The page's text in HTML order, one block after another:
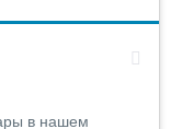
в нашем